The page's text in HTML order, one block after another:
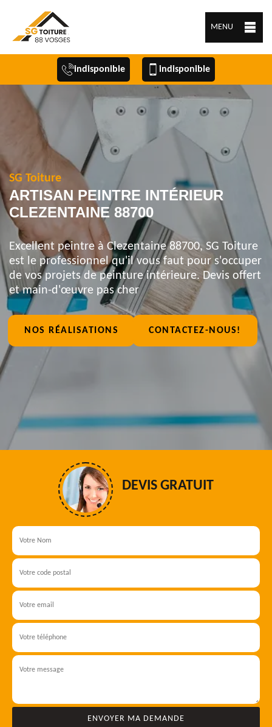
MENU
indisponible indisponible
SG Toiture
ARTISAN PEINTRE INTÉRIEUR
CLEZENTAINE 88700
Excellent peintre à Clezentaine 88700, SG Toiture
est le professionnel qu'il vous faut pour s'occuper
de vos projets de peinture intérieure. Devis offert
et main-d'œuvre pas cher
NOS RÉALISATIONS CONTACTEZ-NOUS!
DEVIS GRATUIT